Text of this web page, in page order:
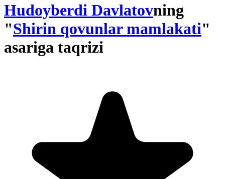
Hudoyberdi Davlatovning
"Shirin qovunlar mamlakati"
asariga taqrizi